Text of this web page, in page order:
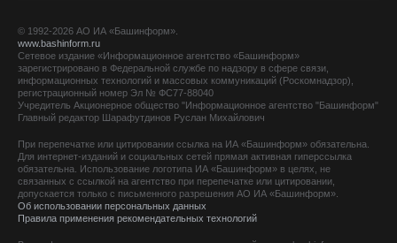
© 1992-2026 АО ИА «Башинформ».
www.bashinform.ru
Сетевое издание «Информационное агентство «Башинформ»
зарегистрировано в Федеральной службе по надзору в сфере связи,
информационных технологий и массовых коммуникаций (Роскомнадзор),
регистрационный номер Эл № ФС77-88040
Учредитель Акционерное общество "Информационное агентство "Башинформ"
Главный редактор Шарафутдинов Руслан Михайлович
При перепечатке или цитировании ссылка на ИА «Башинформ» обязательна.
Для интернет-изданий и социальных сетей прямая активная гиперссылка
обязательна. Использование логотипа ИА «Башинформ» в целях, не
связанных с ссылкой на агентство при перепечатке или цитировании,
допускается только с письменного разрешения АО ИА «Башинформ».
Об использовании персональных данных
Правила применения рекомендательных технологий